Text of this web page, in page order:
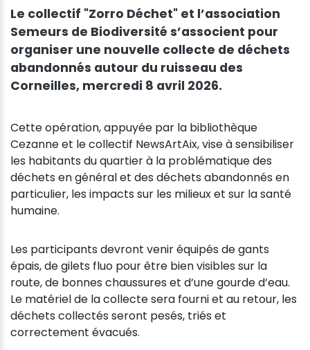
Le collectif "Zorro Déchet" et l’association
Semeurs de Biodiversité s’associent pour
organiser une nouvelle collecte de déchets
abandonnés autour du ruisseau des
Corneilles, mercredi 8 avril 2026.
Cette opération, appuyée par la bibliothèque
Cezanne et le collectif NewsArtAix, vise à sensibiliser
les habitants du quartier à la problématique des
déchets en général et des déchets abandonnés en
particulier, les impacts sur les milieux et sur la santé
humaine.
Les participants devront venir équipés de gants
épais, de gilets fluo pour être bien visibles sur la
route, de bonnes chaussures et d’une gourde d’eau.
Le matériel de la collecte sera fourni et au retour, les
déchets collectés seront pesés, triés et
correctement évacués.